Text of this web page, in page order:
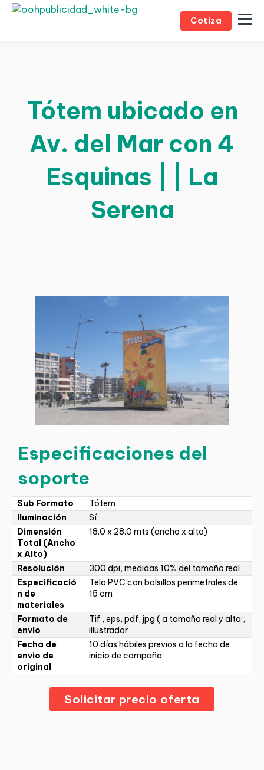
Cotiza
Tótem ubicado en
Av. del Mar con 4
Esquinas | | La
Serena
Especificaciones del
soporte
Sub Formato
Tótem
Iluminación
Sí
Dimensión
Total (Ancho
x Alto)
18.0 x 28.0 mts (ancho x alto)
Resolución
300 dpi, medidas 10% del tamaño real
Especificació
n de
materiales
Tela PVC con bolsillos perimetrales de
15 cm
Formato de
envio
Tif , eps, pdf, jpg ( a tamaño real y alta ,
illustrador
Fecha de
envio de
original
10 días hábiles previos a la fecha de
inicio de campaña
Solicitar precio oferta